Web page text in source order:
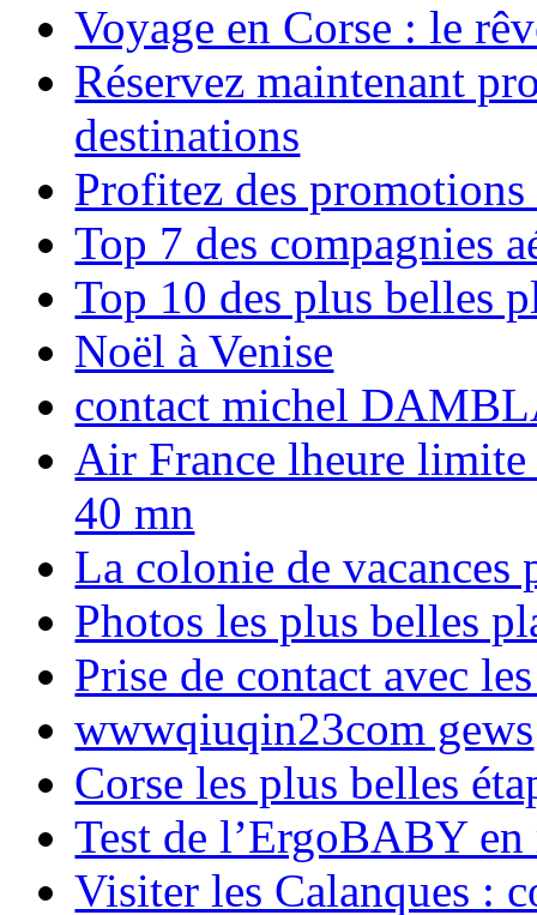
Voyage en Corse : le
Réservez maintenant
destinations
Profitez des
Top 7 des compagnies
Top 10 des plus belles
Noël à Venise
contact michel
Air France lheure limite
40 mn
La colonie de vacances
Photos les plus belles
Prise de contact avec
wwwqiuqin23com gews
Corse les plus belles
Test de l’ErgoBABY en
Visiter les Calanques :